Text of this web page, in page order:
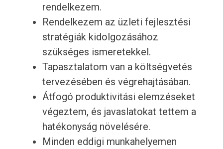
rendelkezem.
Rendelkezem az üzleti fejlesztési
stratégiák kidolgozásához
szükséges ismeretekkel.
Tapasztalatom van a költségvetés
tervezésében és végrehajtásában.
Átfogó produktivitási elemzéseket
végeztem, és javaslatokat tettem a
hatékonyság növelésére.
Minden eddigi munkahelyemen